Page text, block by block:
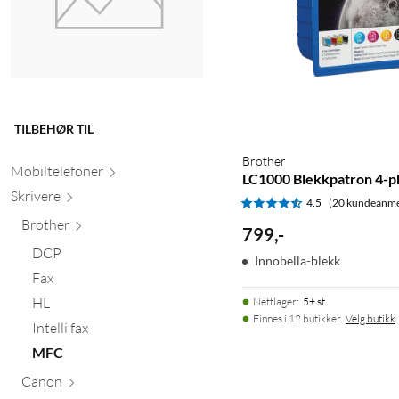
TILBEHØR TIL
Mobiltelefoner
Skrivere
Brother
DCP
Fax
HL
Intelli fax
MFC
Canon
Brother
LC1000 Blekkpatron 4-
4.5 (20
799,-
Innobella-blekk
Nettlager: 5+ st
Finnes i 12 butikker. Velg butikk